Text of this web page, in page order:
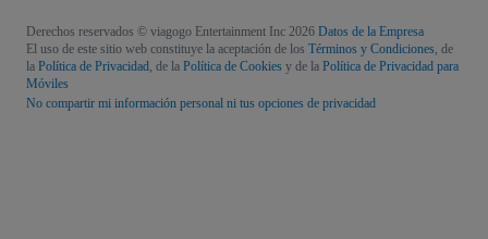
Derechos reservados © viagogo Entertainment Inc 2026 Datos de la Empresa
El uso de este sitio web constituye la aceptación de los Términos y Condiciones, de
la Política de Privacidad, de la Política de Cookies y de la Política de Privacidad para
Móviles
No compartir mi información personal ni tus opciones de privacidad